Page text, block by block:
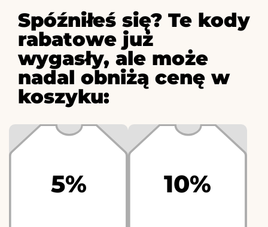
Spóźniłeś się? Te kody
rabatowe już
wygasły, ale może
nadal obniżą cenę w
koszyku:
5% 10%